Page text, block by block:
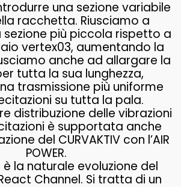
una sezione variabile
racchetta. Riusciamo a
sezione più piccola rispetto a
vertex03, aumentando la
anche ad allargare la
tutta la sua lunghezza,
trasmissione più uniforme
su tutta la pala.
distribuzione delle vibrazioni
è supportata anche
del CURVAKTIV con l’AIR
POWER.
è la naturale evoluzione del
Channel. Si tratta di un